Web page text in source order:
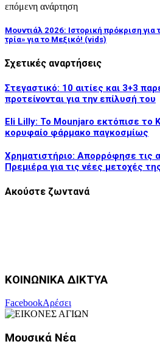
επόμενη ανάρτηση
Μουντιάλ 2026: Ιστορική πρόκριση για
τρία» για το Μεξικό! (vids)
Σχετικές αναρτήσεις
Στεγαστικό: 10 αιτίες και 3+3
προτείνονται για την επίλυσή του
Eli Lilly: Το Mounjaro εκτόπισε το
κορυφαίο φάρμακο παγκοσμίως
Χρηματιστήριο: Απορρόφησε τις
Πρεμιέρα για τις νέες μετοχές
Ακούστε ζωντανά
ΚΟΙΝΩΝΙΚΑ ΔΙΚΤΥΑ
FacebookΑρέσει
Μουσικά Νέα